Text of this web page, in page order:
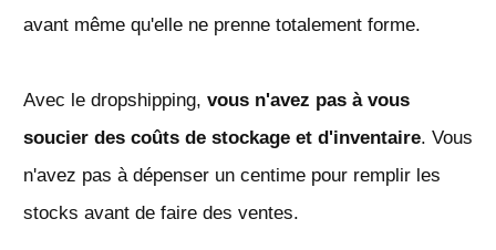
avant même qu'elle ne prenne totalement forme.
Avec le dropshipping, vous n'avez pas à vous
soucier des coûts de stockage et d'inventaire. Vous
n'avez pas à dépenser un centime pour remplir les
stocks avant de faire des ventes.